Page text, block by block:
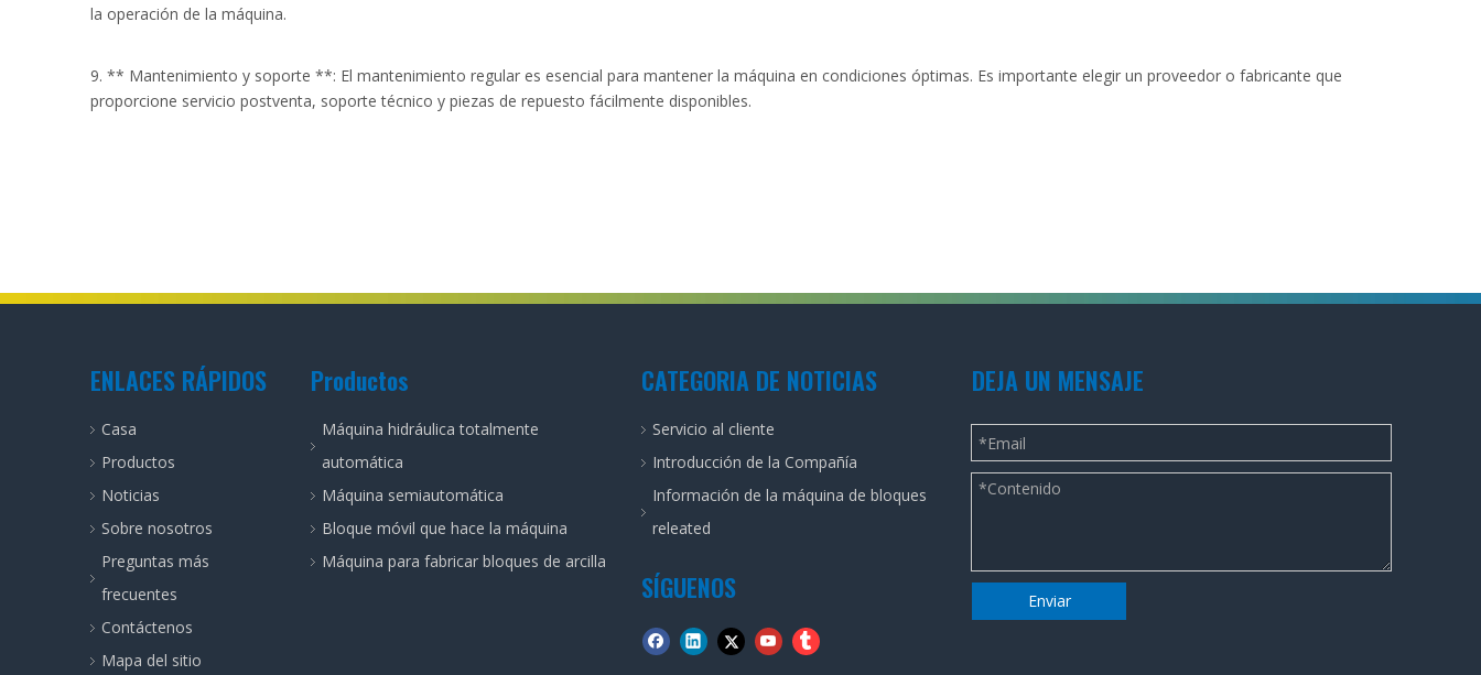
la operación de la máquina.
9. ** Mantenimiento y soporte **: El mantenimiento regular es esencial para mantener la máquina en condiciones óptimas. Es importante elegir un proveedor o fabricante que
proporcione servicio postventa, soporte técnico y piezas de repuesto fácilmente disponibles.
ENLACES RÁPIDOS
Casa
Productos
Noticias
Sobre nosotros
Preguntas más
frecuentes
Contáctenos
Mapa del sitio
Productos
Máquina hidráulica totalmente
automática
Máquina semiautomática
Bloque móvil que hace la máquina
Máquina para fabricar bloques de arcilla
CATEGORIA DE NOTICIAS
Servicio al cliente
Introducción de la Compañía
Información de la máquina de bloques
releated
SÍGUENOS
DEJA UN MENSAJE
Enviar